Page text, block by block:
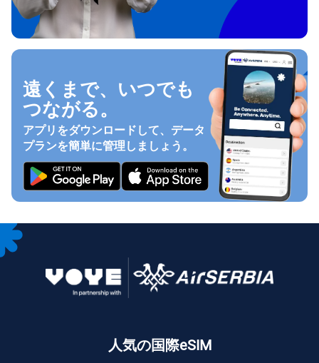
遠くまで、いつでも
つながる。
アプリをダウンロードして、データ
プランを簡単に管理しましょう。
人気の国際eSIM